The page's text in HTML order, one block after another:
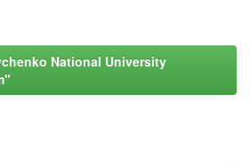
National University